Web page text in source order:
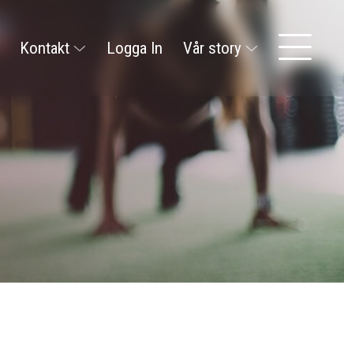
Kontakt Logga In Vår story